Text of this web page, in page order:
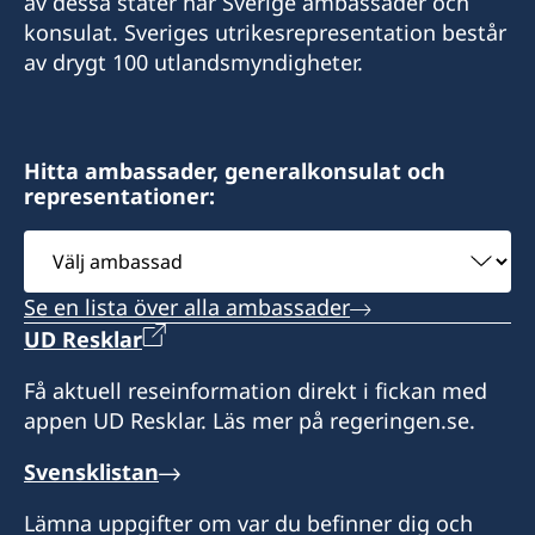
swedenlbv@gmail.com
Besöksadress:
Honorärkonsul
Wilhelmina Van De Ven
konsulat. Sveriges utrikesrepresentation består
av drygt 100 utlandsmyndigheter.
Hitta ambassader, generalkonsulat och
representationer:
Välj
ambassad
Se en lista över alla ambassader
UD Resklar
Få aktuell reseinformation direkt i fickan med
appen UD Resklar. Läs mer på regeringen.se.
Svensklistan
Lämna uppgifter om var du befinner dig och